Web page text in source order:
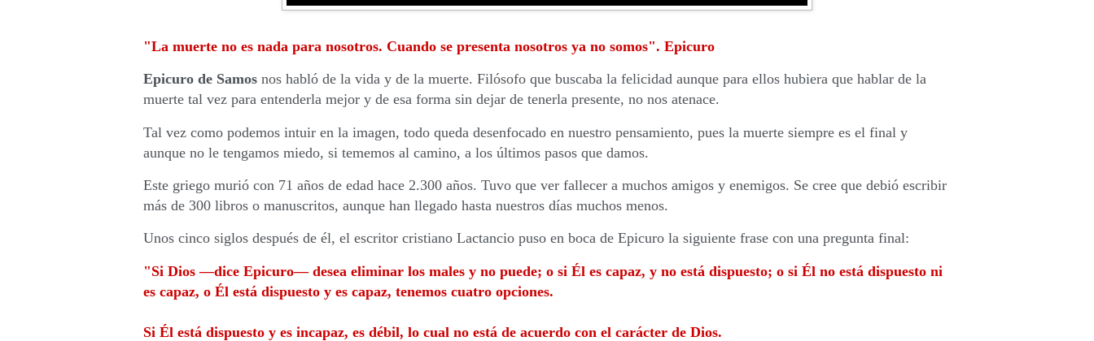
"La muerte no es nada para nosotros. Cuando se presenta nosotros ya no somos". Epicuro
Epicuro de Samos nos habló de la vida y de la muerte. Filósofo que buscaba la felicidad aunque para ellos hubiera que hablar de la
muerte tal vez para entenderla mejor y de esa forma sin dejar de tenerla presente, no nos atenace.
Tal vez como podemos intuir en la imagen, todo queda desenfocado en nuestro pensamiento, pues la muerte siempre es el final y
aunque no le tengamos miedo, si tememos al camino, a los últimos pasos que damos.
Este griego murió con 71 años de edad hace 2.300 años. Tuvo que ver fallecer a muchos amigos y enemigos. Se cree que debió escribir
más de 300 libros o manuscritos, aunque han llegado hasta nuestros días muchos menos.
Unos cinco siglos después de él, el escritor cristiano Lactancio puso en boca de Epicuro la siguiente frase con una pregunta final:
"Si Dios —dice Epicuro— desea eliminar los males y no puede; o si Él es capaz, y no está dispuesto; o si Él no está dispuesto ni
es capaz, o Él está dispuesto y es capaz, tenemos cuatro opciones.
Si Él está dispuesto y es incapaz, es débil, lo cual no está de acuerdo con el carácter de Dios.